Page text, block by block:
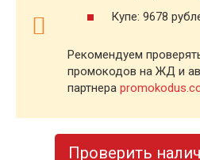
Купе: 9678
Рекомендуем
промокодов на ЖД и
партнера
Проверить